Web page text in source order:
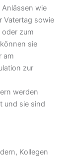
wie
Vatertag sowie
zum
sie
am
zur
werden
und sie sind
Kollegen